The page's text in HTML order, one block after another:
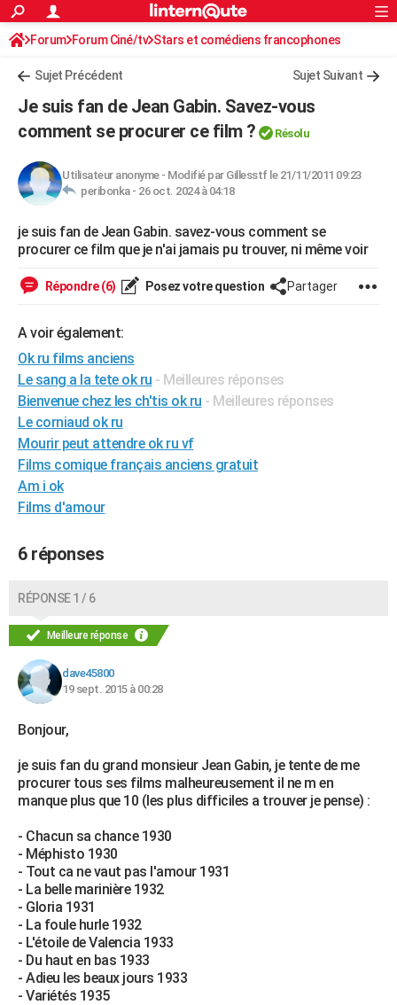
ACTUALITÉS
Politique
Société
Faits Divers
Education
Monde
Villes
+
Programme TV
Sorties cinéma
FINANCE
Retraite
Impôts
Epargne
Immobilier
Risques naturels par ville
Banque
Assurance
Crédit
AUTO
Essais
Réserver un essai
Citadines
Berlines
SUV
Forum auto
+HIGH-TECH
Mobiles
Meilleur smartphone
Internet
Ordinateurs
Jeux vidéo
Guide high-tech
+
BRICOLAGE
WEEK-END
Art de vivre
Bien-être
Loisirs
Mode
Modes de vie
Alimentation
Guide de la santé
Maladies
Médicaments
Sommeil
VOYAGE
Destinations
City break
Voyage nature
Voyage de noces
Forum
Climat
+PHOTO
GUIDES D'ACHAT
BONS PLANS
Carte de Noël
Carte Bonne année
Carte Saint-Valentin
Carte Pâques
Carte d'anniversaire
DICTIONNAIRE
Dictionnaire
Biographies
Citations
Expressions
Proverbes
PROGRAMME TV
COPAINS D'AVANT
S'inscrire
Se connecter
Lycées
Collèges
Primaires
Universités
Entreprises
Service militaire
Avis de recherche
AVIS DE DÉCÈS
FORUM
Bricolage
Lifestyle
Culture
Sport
Auto
Television
Voyage
Cinema
Rechercher
S'inscrire
Connexion
Forum Forum Ciné/tv Stars et comédiens francophones
Sujet Précédent Sujet Suivant
Je suis fan de Jean Gabin. Savez-vous
comment se procurer ce film ?
Résolu
Utilisateur anonyme- Modifié par Gillesstf le 21/11/2011 09:23
peribonka - 26 oct. 2024 à 04:18
je suis fan de Jean Gabin. savez-vous comment se
procurer ce film que je n'ai jamais pu trouver, ni même voir
Répondre (6) Posez votre question Partager
A voir également:
Ok ru films anciens
Le sang a la tete ok ru - Meilleures réponses
Bienvenue chez les ch'tis ok ru - Meilleures réponses
Le corniaud ok ru
Mourir peut attendre ok ru vf
Films comique français anciens gratuit
Am i ok
Films d'amour
6 réponses
RÉPONSE 1 / 6
Meilleure réponse
dave45800
19 sept. 2015 à 00:28
Bonjour,
je suis fan du grand monsieur Jean Gabin, je tente de me
procurer tous ses films malheureusement il ne m en
manque plus que 10 (les plus difficiles a trouver je pense) :
- Chacun sa chance 1930
- Méphisto 1930
- Tout ca ne vaut pas l'amour 1931
- La belle marinière 1932
- Gloria 1931
- La foule hurle 1932
- L'étoile de Valencia 1933
- Du haut en bas 1933
- Adieu les beaux jours 1933
- Variétés 1935